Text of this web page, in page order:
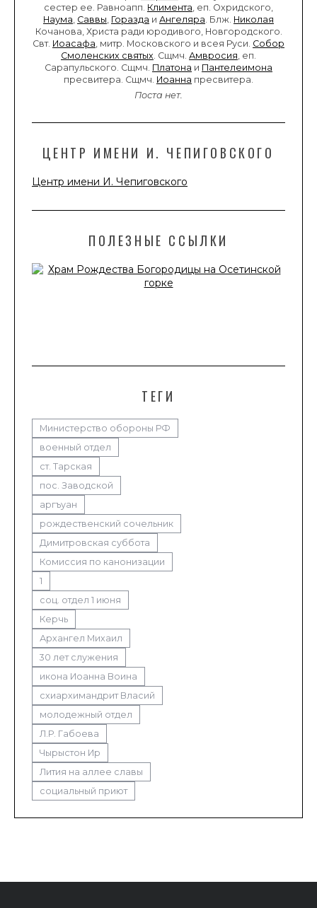
сестер ее. Равноапп. Климента, еп. Охридского,
Наума, Саввы, Горазда и Ангеляра. Блж. Николая
Кочанова, Христа ради юродивого, Новгородского.
Свт. Иоасафа, митр. Московского и всея Руси. Собор
Смоленских святых. Сщмч. Амвросия, еп.
Сарапульского. Сщмч. Платона и Пантелеимона
пресвитера. Сщмч. Иоанна пресвитера.
Поста нет.
ЦЕНТР ИМЕНИ И. ЧЕПИГОВСКОГО
Центр имени И. Чепиговского
ПОЛЕЗНЫЕ ССЫЛКИ
ТЕГИ
Министерство обороны РФ
военный отдел
ст. Тарская
пос. Заводской
аргъуан
рождественский сочельник
Димитровская суббота
Комиссия по канонизации
1
соц. отдел 1 июня
Керчь
Архангел Михаил
30 лет служения
икона Иоанна Воина
схиархимандрит Власий
молодежный отдел
Л.Р. Габоева
Чырыстон Ир
Лития на аллее славы
социальный приют